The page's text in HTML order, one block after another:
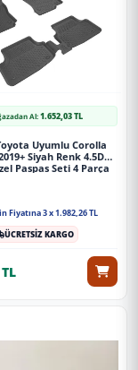
hazırdır.
işlemi el
Chrome Style 4
kargoda zarar
ulaştırılır. %100
Al:1.652,03 TL
Uyumlu Corolla
Siyah Renk 4.5D
Paspas Seti 4 Parça
Fiyatına 3 x 1.982,26 TL
ÜCRETSİZ KARGO